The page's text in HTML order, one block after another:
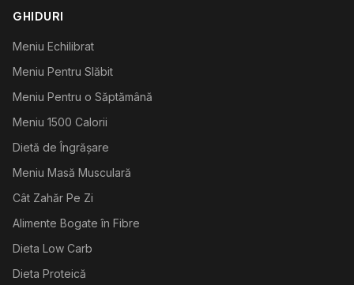
GHIDURI
Meniu Echilibrat
Meniu Pentru Slăbit
Meniu Pentru o Săptămână
Meniu 1500 Calorii
Dietă de Îngrășare
Meniu Masă Musculară
Cât Zahăr Pe Zi
Alimente Bogate în Fibre
Dieta Low Carb
Dieta Proteică